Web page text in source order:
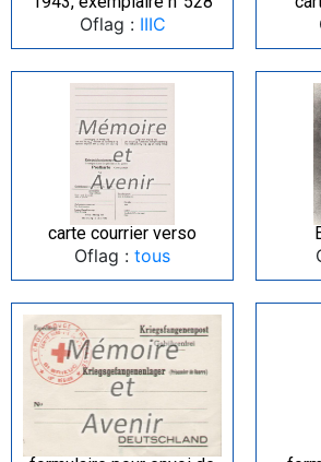
Oflag : IIIC
carte courrier verso
Oflag : tous